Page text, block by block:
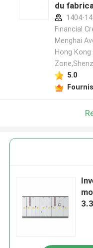
du
1404-
Financial
Menghai
Hong
5.0